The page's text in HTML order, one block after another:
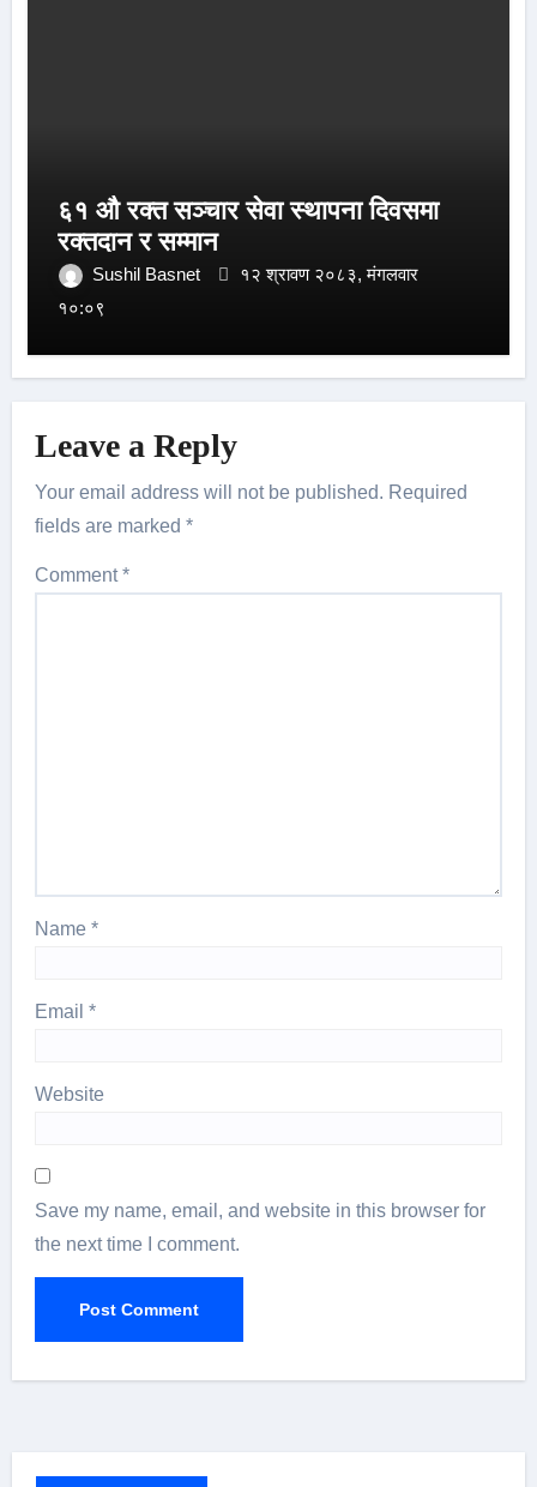
६१ औ रक्त सञ्चार सेवा स्थापना दिवसमा
रक्तदान र सम्मान
Sushil Basnet
१२ श्रावण २०८३, मंगलवार
१०:०९
Leave a Reply
Your email address will not be published. Required
fields are marked*
Comment*
Name*
Email*
Website
Save my name, email, and website in this browser for
the next time I comment.